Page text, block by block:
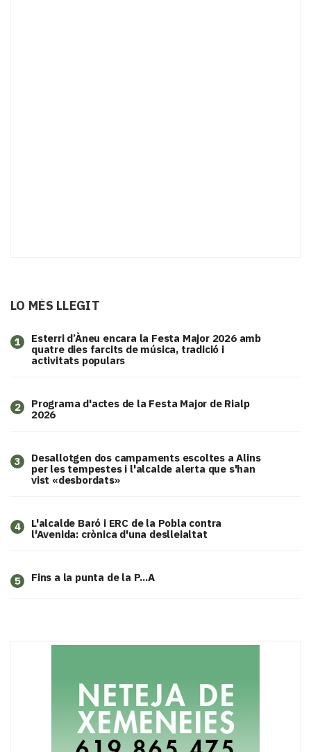
LO MÉS LLEGIT
1
Esterri d’Àneu encara la Festa Major 2026 amb
quatre dies farcits de música, tradició i
activitats populars
2
Programa d'actes de la Festa Major de Rialp
2026
3
​Desallotgen dos campaments escoltes a Alins
per les tempestes i l'alcalde alerta que s'han
vist «desbordats»
4
L'alcalde Baró i ERC de la Pobla contra
l'Avenida: crònica d'una deslleialtat
5 Fins a la punta de la P...A